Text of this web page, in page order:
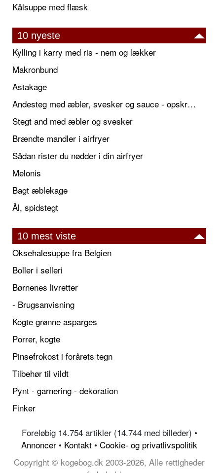
Kålsuppe med flæsk
10 nyeste
Kylling i karry med ris - nem og lækker
Makronbund
Astakage
Andesteg med æbler, svesker og sauce - opskrift også til jul
Stegt and med æbler og svesker
Brændte mandler i airfryer
Sådan rister du nødder i din airfryer
Melonis
Bagt æblekage
Ål, spidstegt
10 mest viste
Oksehalesuppe fra Belgien
Boller i selleri
Børnenes livretter
- Brugsanvisning
Kogte grønne asparges
Porrer, kogte
Pinsefrokost i forårets tegn
Tilbehør til vildt
Pynt - garnering - dekoration
Finker
Foreløbig 14.754 artikler (14.744 med billeder) •
Annoncer • Kontakt • Cookie- og privatlivspolitik
Copyright © kogebog.dk 2003-2026, Alle rettigheder